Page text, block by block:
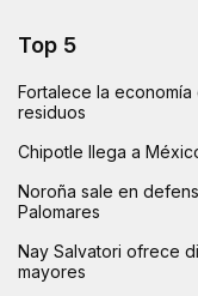
Top 5
Fortalece la
residuos
Chipotle llega a
Noroña sale en
Palomares
Nay Salvatori ofrece
mayores